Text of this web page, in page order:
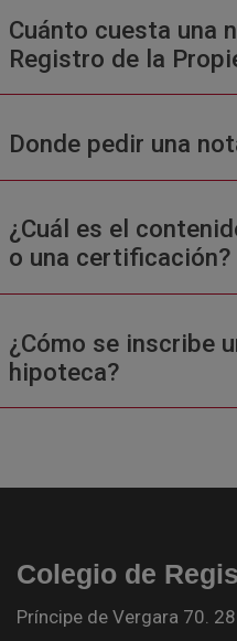
Cuánto cuesta una
Registro de la
Donde pedir una
¿Cuál es el
o una certificación?
¿Cómo se inscribe
hipoteca?
Colegio de
Príncipe de Vergara 70.